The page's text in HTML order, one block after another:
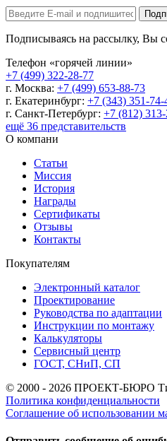
Подписываясь на рассылку, Вы
Телефон «горячей линии»
+7 (499) 322-28-77
г. Москва: +7 (499) 653-88-73
г. Екатеринбург: +7 (343) 351-74-
г. Санкт-Петербург: +7 (812) 313-
ещё 36 представительств
О компани
Статьи
Миссия
История
Награды
Сертификаты
Отзывы
Контакты
Покупателям
Электронный каталог
Проектирование
Руководства по адаптации
Инструкции по монтажу
Калькуляторы
Сервисный центр
ГОСТ, СНиП, СП
© 2000 - 2026 ПРОЕКТ-БЮРО
Политика конфиденциальности
Соглашение об использовании